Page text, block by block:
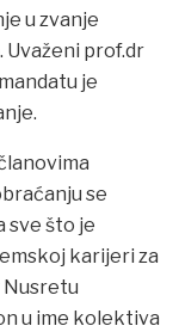
u zvanje
Uvaženi prof.dr
je
se
sve što je
karijeri za
Nusretu
u ime kolektiva